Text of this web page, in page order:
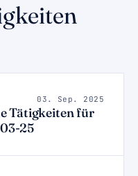
03. Sep. 2025
Tätigkeiten für
25